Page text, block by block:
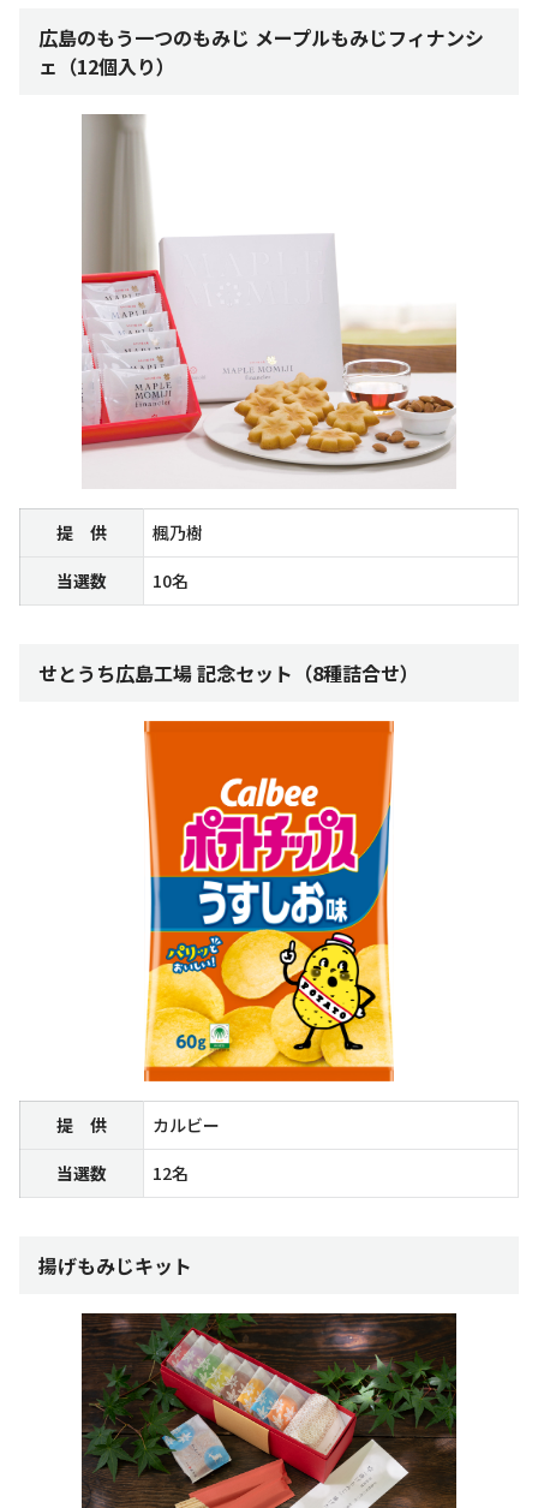
広島のもう一つのもみじ メープルもみじフィナンシ
ェ（12個入り）
提 供
楓乃樹
当選数
10名
せとうち広島工場 記念セット（8種詰合せ）
提 供
カルビー
当選数
12名
揚げもみじキット